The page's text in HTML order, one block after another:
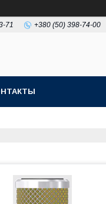
71 +380 (50) 398-74-00